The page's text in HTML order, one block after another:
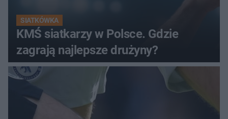
SIATKÓWKA
KMŚ siatkarzy w Polsce. Gdzie
zagrają najlepsze drużyny?